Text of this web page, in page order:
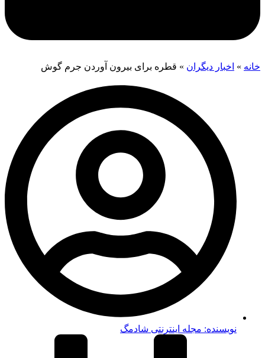
خانه » اخبار دیگران » قطره برای بیرون آوردن جرم گوش
نویسنده: مجله اینترنتی شادمگ